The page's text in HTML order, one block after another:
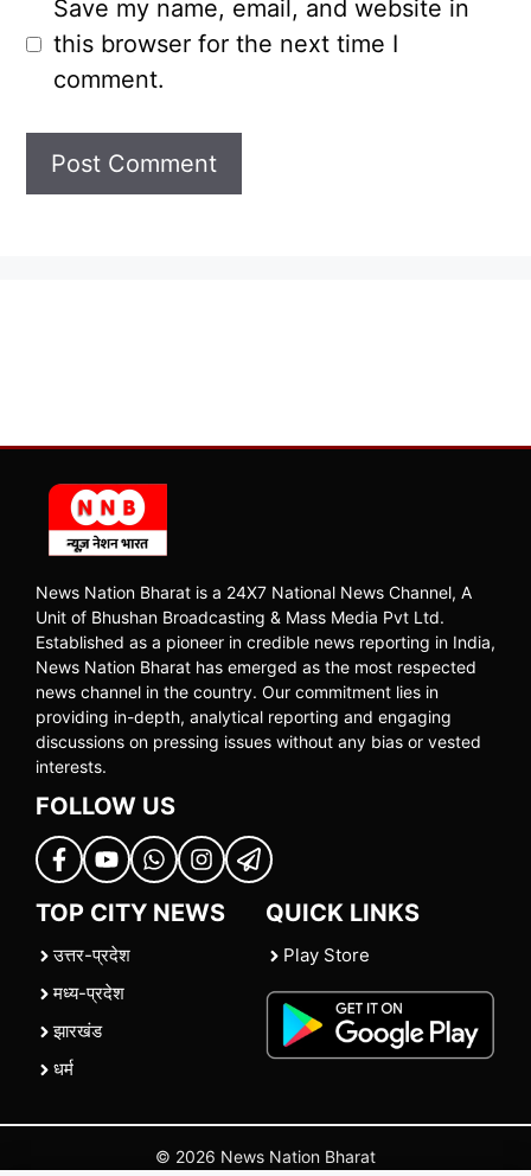
Save my name, email, and website in
this browser for the next time I
comment.
News Nation Bharat is a 24X7 National News Channel, A
Unit of Bhushan Broadcasting & Mass Media Pvt Ltd.
Established as a pioneer in credible news reporting in India,
News Nation Bharat has emerged as the most respected
news channel in the country. Our commitment lies in
providing in-depth, analytical reporting and engaging
discussions on pressing issues without any bias or vested
interests.
FOLLOW US
TOP CITY NEWS
उत्तर-प्रदेश
मध्य-प्रदेश
झारखंड
धर्म
QUICK LINKS
Play Store
© 2026 News Nation Bharat